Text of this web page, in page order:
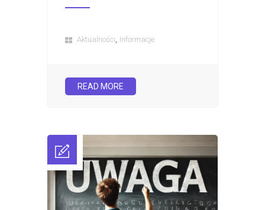
Aktualności, Informacje
READ MORE